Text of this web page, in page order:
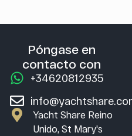
Póngase en
contacto con
+34620812935
Yacht Share Reino
Unido, St Mary's